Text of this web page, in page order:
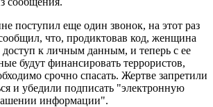
поступил еще один звонок, на этот раз
что, продиктовав код, женщина
к личным данным, и теперь с ее
будут финансировать террористов,
срочно спасать. Жертве запретили
и убедили подписать "электронную
информации".